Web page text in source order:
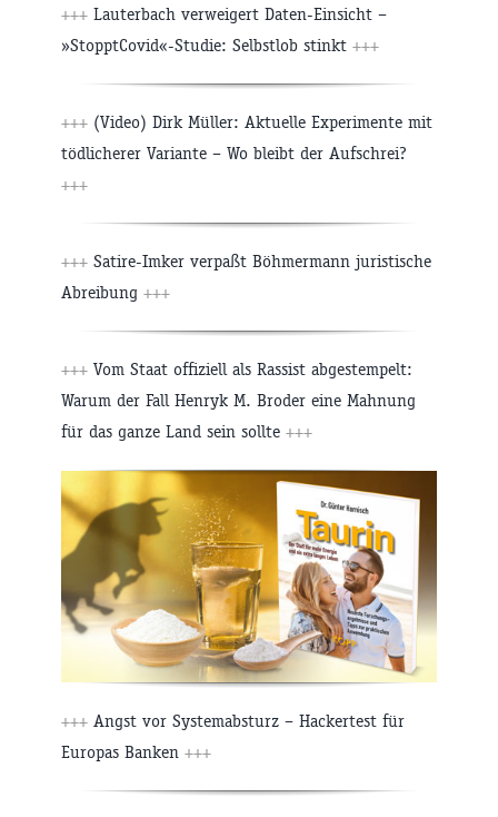
+++ Lauterbach verweigert Daten-Einsicht –
»StopptCovid«-Studie: Selbstlob stinkt +++
+++ (Video) Dirk Müller: Aktuelle Experimente mit
tödlicherer Variante – Wo bleibt der Aufschrei?
+++
+++ Satire-Imker verpaßt Böhmermann juristische
Abreibung +++
+++ Vom Staat offiziell als Rassist abgestempelt:
Warum der Fall Henryk M. Broder eine Mahnung
für das ganze Land sein sollte +++
+++ Angst vor Systemabsturz – Hackertest für
Europas Banken +++